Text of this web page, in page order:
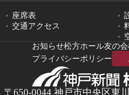
〒650-0044 神戸市中央区東
座席表
交通アクセス
お知らせ松方ホール友の会
プライバシーポリシー